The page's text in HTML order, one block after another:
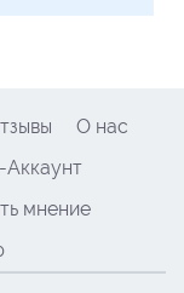
О нас
мнение